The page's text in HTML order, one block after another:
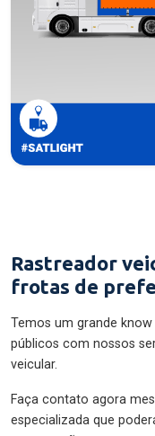
Rastreador
frotas de
Temos um grande
públicos com nossos
veicular.
Faça contato agora
especializada que